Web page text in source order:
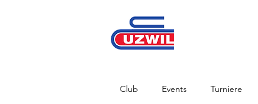
Club Events Turniere